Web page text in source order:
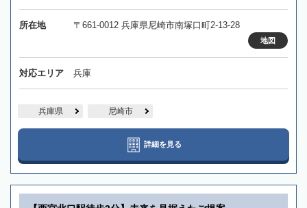
所在地 〒661-0012 兵庫県尼崎市南塚口町2-13-28
地図
対応エリア 兵庫
兵庫県 尼崎市
詳細を見る